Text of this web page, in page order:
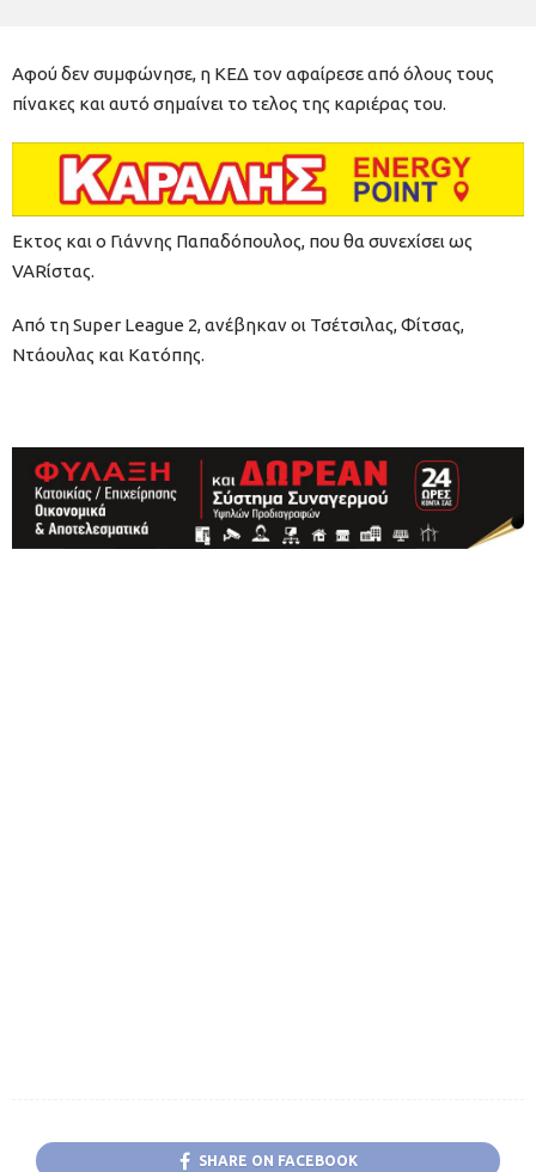
Αφού δεν συμφώνησε, η ΚΕΔ τον αφαίρεσε από όλους τους
πίνακες και αυτό σημαίνει το τελος της καριέρας του.
Εκτος και ο Γιάννης Παπαδόπουλος, που θα συνεχίσει ως
VARίστας.
Από τη Super League 2, ανέβηκαν οι Τσέτσιλας, Φίτσας,
Ντάουλας και Κατόπης.
SHARE ON FACEBOOK